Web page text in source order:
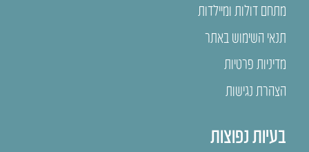
מתחם דולות ומיילדות
תנאי השימוש באתר
מדיניות פרטיות
הצהרת נגישות
בעיות נפוצות